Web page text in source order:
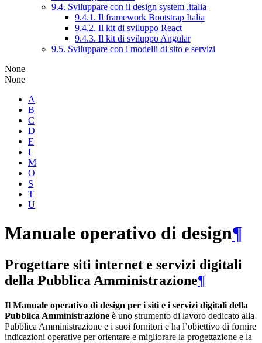
9.4. Sviluppare con il design system .italia
9.4.1. Il framework Bootstrap Italia
9.4.2. Il kit di sviluppo React
9.4.3. Il kit di sviluppo Angular
9.5. Sviluppare con i modelli di sito e servizi
None
None
A
B
C
D
E
I
M
O
S
T
U
Manuale operativo di design¶
Progettare siti internet e servizi digitali
della Pubblica Amministrazione¶
Il Manuale operativo di design per i siti e i servizi digitali della
Pubblica Amministrazione è uno strumento di lavoro dedicato alla
Pubblica Amministrazione e i suoi fornitori e ha l’obiettivo di fornire
indicazioni operative per orientare e migliorare la progettazione e la